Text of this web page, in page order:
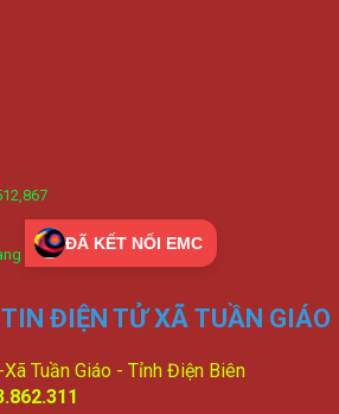
ĐÃ KẾT NỐI EMC
ĐIỆN TỬ XÃ TUẦN GIÁO
Tuần Giáo - Tỉnh Điện Biên